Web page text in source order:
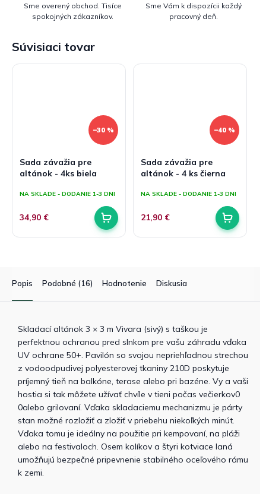
Sme overený obchod. Tisíce
spokojných zákazníkov.
Sme Vám k dispozícii každý
pracovný deň.
Súvisiaci tovar
–30 %
Sada závažia pre
altánok - 4ks biela
NA SKLADE - DODANIE 1-3 DNI
34,90 €
–40 %
Sada závažia pre
altánok - 4 ks čierna
NA SKLADE - DODANIE 1-3 DNI
21,90 €
Popis Podobné (16) Hodnotenie Diskusia
Skladací altánok 3 × 3 m Vivara (sivý) s taškou je
perfektnou ochranou pred slnkom pre vašu záhradu vďaka
UV ochrane 50+. Pavilón so svojou nepriehľadnou strechou
z vodoodpudivej polyesterovej tkaniny 210D poskytuje
príjemný tieň na balkóne, terase alebo pri bazéne. Vy a vaši
hostia si tak môžete užívať chvíle v tieni počas večierkov0
0alebo grilovaní. Vďaka skladaciemu mechanizmu je párty
stan možné rozložiť a zložiť v priebehu niekoľkých minút.
Vďaka tomu je ideálny na použitie pri kempovaní, na pláži
alebo na festivaloch. Osem kolíkov a štyri kotviace laná
umožňujú bezpečné pripevnenie stabilného oceľového rámu
k zemi.